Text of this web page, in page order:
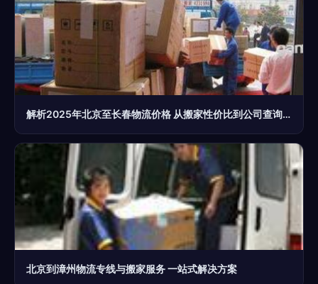
解析2025年北京至长春物流价格 从搬家性价比到公司查询全攻略
北京到漳州物流专线与搬家服务 一站式解决方案